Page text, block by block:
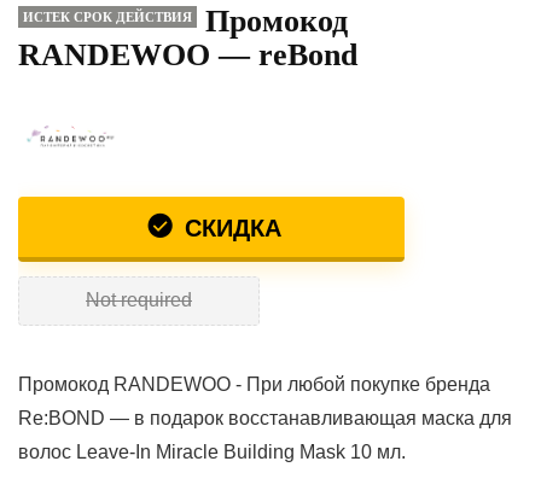
ИСТЕК СРОК ДЕЙСТВИЯ
Промокод
RANDEWOO — reBond
СКИДКА
Not required
Промокод RANDEWOO - При любой покупке бренда
Re:BOND — в подарок восстанавливающая маска для
волос Leave-In Miracle Building Mask 10 мл.